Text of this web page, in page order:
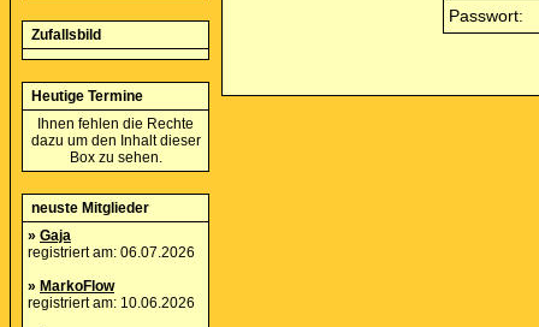
Zufallsbild
Heutige Termine
Ihnen fehlen die Rechte
dazu um den Inhalt dieser
Box zu sehen.
neuste Mitglieder
» Gaja
registriert am: 06.07.2026
» MarkoFlow
registriert am: 10.06.2026
Passwort: